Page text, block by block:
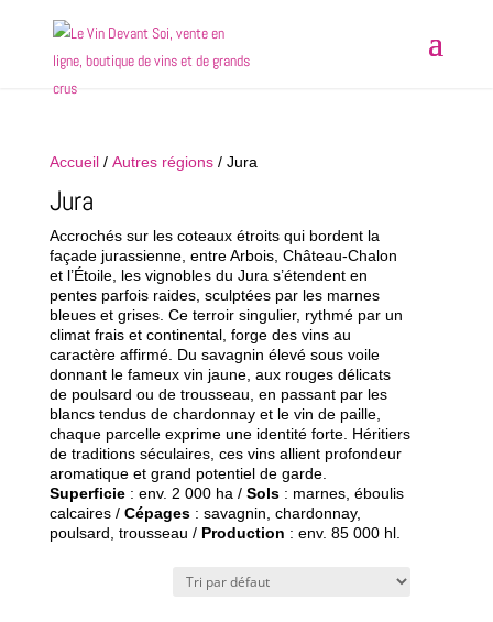
Accueil/ Autres régions/ Jura
Jura
Accrochés sur les coteaux étroits qui bordent la
façade jurassienne, entre Arbois, Château-Chalon
et l’Étoile, les vignobles du Jura s’étendent en
pentes parfois raides, sculptées par les marnes
bleues et grises. Ce terroir singulier, rythmé par un
climat frais et continental, forge des vins au
caractère affirmé. Du savagnin élevé sous voile
donnant le fameux vin jaune, aux rouges délicats
de poulsard ou de trousseau, en passant par les
blancs tendus de chardonnay et le vin de paille,
chaque parcelle exprime une identité forte. Héritiers
de traditions séculaires, ces vins allient profondeur
aromatique et grand potentiel de garde.
Superficie: env. 2 000 ha / Sols: marnes, éboulis
calcaires / Cépages: savagnin, chardonnay,
poulsard, trousseau / Production : env. 85 000 hl.